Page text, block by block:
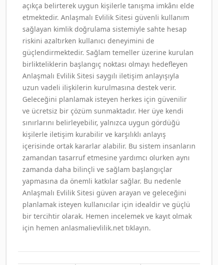
açıkça belirterek uygun kişilerle tanışma imkânı elde
etmektedir. Anlaşmalı Evlilik Sitesi güvenli kullanım
sağlayan kimlik doğrulama sistemiyle sahte hesap
riskini azaltırken kullanıcı deneyimini de
güçlendirmektedir. Sağlam temeller üzerine kurulan
birlikteliklerin başlangıç noktası olmayı hedefleyen
Anlaşmalı Evlilik Sitesi saygılı iletişim anlayışıyla
uzun vadeli ilişkilerin kurulmasına destek verir.
Geleceğini planlamak isteyen herkes için güvenilir
ve ücretsiz bir çözüm sunmaktadır. Her üye kendi
sınırlarını belirleyebilir, yalnızca uygun gördüğü
kişilerle iletişim kurabilir ve karşılıklı anlayış
içerisinde ortak kararlar alabilir. Bu sistem insanların
zamandan tasarruf etmesine yardımcı olurken aynı
zamanda daha bilinçli ve sağlam başlangıçlar
yapmasına da önemli katkılar sağlar. Bu nedenle
Anlaşmalı Evlilik Sitesi güven arayan ve geleceğini
planlamak isteyen kullanıcılar için idealdir ve güçlü
bir tercihtir olarak. Hemen incelemek ve kayıt olmak
için hemen anlasmalievlilik.net tıklayın.